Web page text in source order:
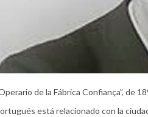
de la Fábrica Confiança”, de
está relacionado con la